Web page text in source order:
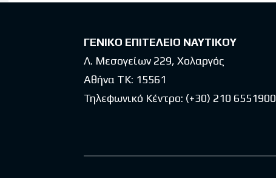
ΓΕΝΙΚΟ ΕΠΙΤΕΛΕΙΟ ΝΑΥΤΙΚΟΥ
Λ. Μεσογείων 229, Χολαργός
Αθήνα ΤΚ: 15561
Τηλεφωνικό Κέντρο: (+30) 210 6551900